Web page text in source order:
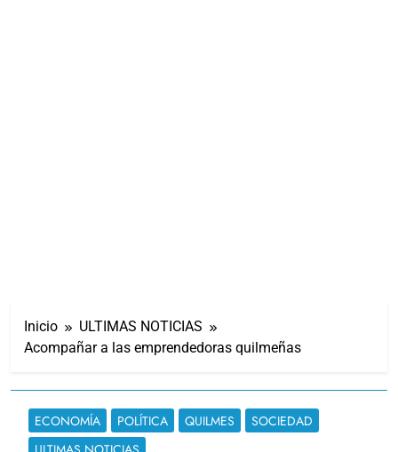
Inicio
ULTIMAS NOTICIAS
Acompañar a las emprendedoras quilmeñas
ECONOMÍA POLÍTICA QUILMES
SOCIEDAD